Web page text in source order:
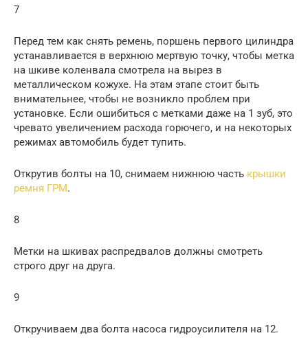
7
Перед тем как снять ремень, поршень первого цилиндра
устанавливается в верхнюю мертвую точку, чтобы метка
на шкиве коленвала смотрела на вырез в
металлическом кожухе. На этам этапе стоит быть
внимательнее, чтобы не возникло проблем при
установке. Если ошибиться с метками даже на 1 зуб, это
чревато увеличением расхода горючего, и на некоторых
режимах автомобиль будет тупить.
Открутив болты на 10, снимаем нижнюю часть крышки
ремня ГРМ.
8
Метки на шкивах распредвалов должны смотреть
строго друг на друга.
9
Откручиваем два болта насоса гидроусилителя на 12.